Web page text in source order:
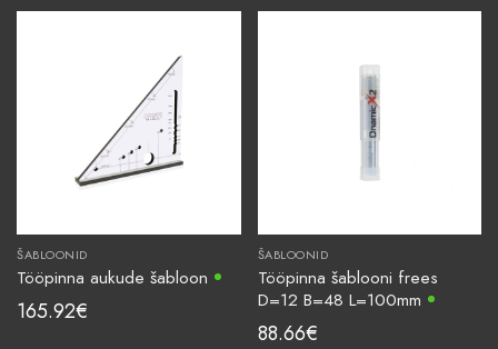
ŠABLOONID
Tööpinna aukude šabloon
165.92€
ŠABLOONID
Tööpinna šablooni frees
D=12 B=48 L=100mm
88.66€